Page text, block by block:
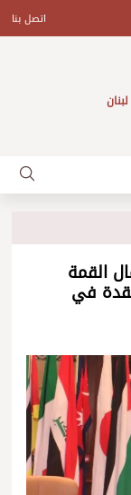
اتصل بنا
القمة
في